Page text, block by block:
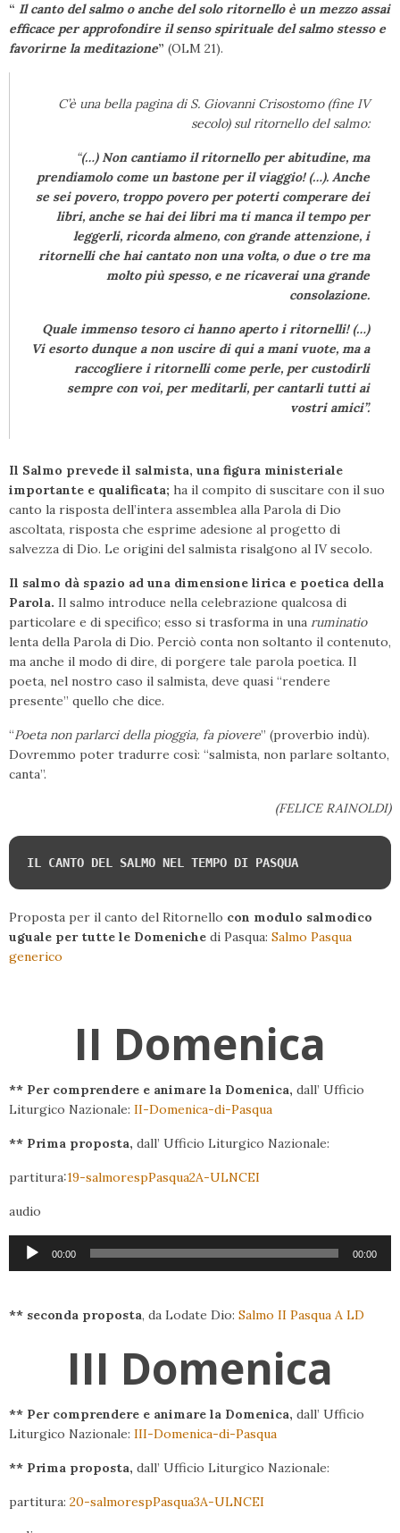
“ Il canto del salmo o anche del solo ritornello è un mezzo assai
efficace per approfondire il senso spirituale del salmo stesso e
favorirne la meditazione” (OLM 21).
C’è una bella pagina di S. Giovanni Crisostomo (fine IV
secolo) sul ritornello del salmo:
“(…) Non cantiamo il ritornello per abitudine, ma
prendiamolo come un bastone per il viaggio! (…). Anche
se sei povero, troppo povero per poterti comperare dei
libri, anche se hai dei libri ma ti manca il tempo per
leggerli, ricorda almeno, con grande attenzione, i
ritornelli che hai cantato non una volta, o due o tre ma
molto più spesso, e ne ricaverai una grande
consolazione.
Quale immenso tesoro ci hanno aperto i ritornelli! (…)
Vi esorto dunque a non uscire di qui a mani vuote, ma a
raccogliere i ritornelli come perle, per custodirli
sempre con voi, per meditarli, per cantarli tutti ai
vostri amici”.
Il Salmo prevede il salmista, una figura ministeriale
importante e qualificata; ha il compito di suscitare con il suo
canto la risposta dell’intera assemblea alla Parola di Dio
ascoltata, risposta che esprime adesione al progetto di
salvezza di Dio. Le origini del salmista risalgono al IV secolo.
Il salmo dà spazio ad una dimensione lirica e poetica della
Parola. Il salmo introduce nella celebrazione qualcosa di
particolare e di specifico; esso si trasforma in una ruminatio
lenta della Parola di Dio. Perciò conta non soltanto il contenuto,
ma anche il modo di dire, di porgere tale parola poetica. Il
poeta, nel nostro caso il salmista, deve quasi “rendere
presente” quello che dice.
“Poeta non parlarci della pioggia, fa piovere” (proverbio indù).
Dovremmo poter tradurre così: “salmista, non parlare soltanto,
canta”.
(FELICE RAINOLDI)
IL CANTO DEL SALMO NEL TEMPO DI PASQUA
Proposta per il canto del Ritornello con modulo salmodico
uguale per tutte le Domeniche di Pasqua: Salmo Pasqua
generico
II Domenica
** Per comprendere e animare la Domenica, dall’ Ufficio
Liturgico Nazionale: II-Domenica-di-Pasqua
** Prima proposta, dall’ Ufficio Liturgico Nazionale:
partitura:19-salmorespPasqua2A-ULNCEI
audio
Audio
Player
00:00 00:00
** seconda proposta, da Lodate Dio: Salmo II Pasqua A LD
III Domenica
** Per comprendere e animare la Domenica, dall’ Ufficio
Liturgico Nazionale: III-Domenica-di-Pasqua
** Prima proposta, dall’ Ufficio Liturgico Nazionale:
partitura: 20-salmorespPasqua3A-ULNCEI